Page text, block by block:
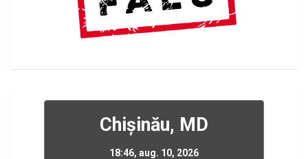
Chișinău, MD
18:46, aug. 10, 2026